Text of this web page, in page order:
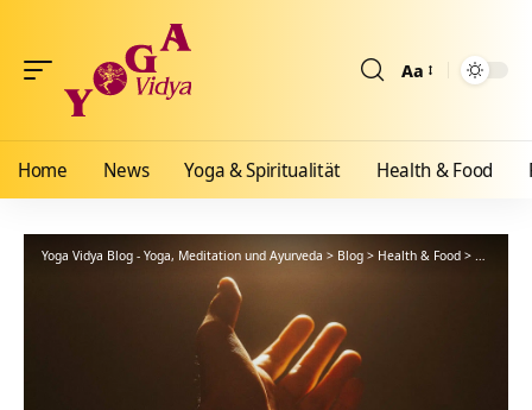
Aa
Home News Yoga & Spiritualität Health & Food
Yoga Vidya Blog - Yoga, Meditation und Ayurveda > Blog > Health & Food > Ayurveda